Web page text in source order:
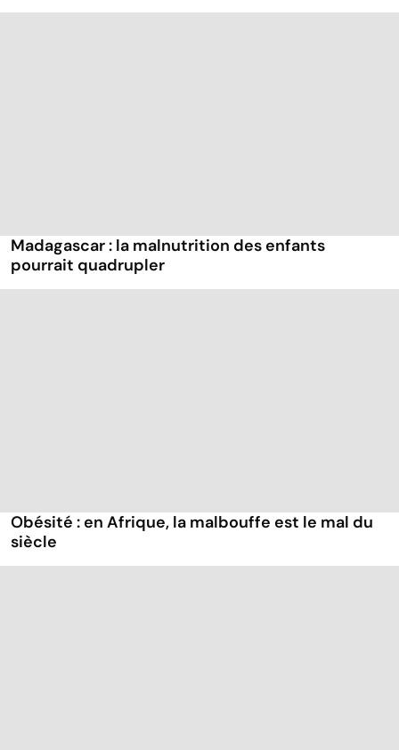
Madagascar : la malnutrition des enfants
pourrait quadrupler
Obésité : en Afrique, la malbouffe est le mal du
siècle